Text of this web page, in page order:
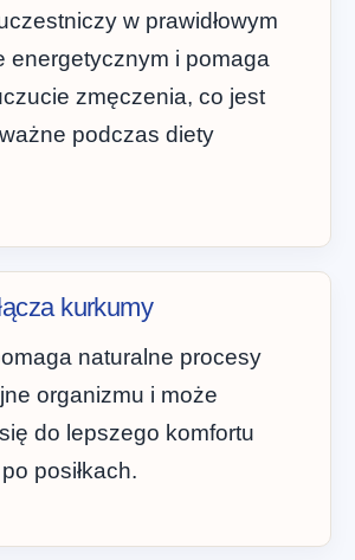
w prawidłowym
energetycznym i pomaga
zmęczenia, co jest
podczas diety
kurkumy
naturalne procesy
organizmu i może
do lepszego komfortu
posiłkach.